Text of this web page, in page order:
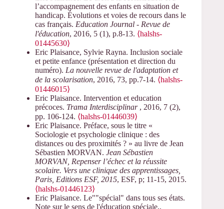
l’accompagnement des enfants en situation de
handicap. Évolutions et voies de recours dans le
cas français. Education Journal - Revue de
l'éducation, 2016, 5 (1), p.8-13. ⟨halshs-
01445630⟩
Eric Plaisance, Sylvie Rayna. Inclusion sociale
et petite enfance (présentation et direction du
numéro). La nouvelle revue de l'adaptation et
de la scolarisation, 2016, 73, pp.7-14. ⟨halshs-
01446015⟩
Eric Plaisance. Intervention et education
précoces. Trama Interdisciplinar , 2016, 7 (2),
pp. 106-124. ⟨halshs-01446039⟩
Eric Plaisance. Préface, sous le titre «
Sociologie et psychologie clinique : des
distances ou des proximités ? » au livre de Jean
Sébastien MORVAN. Jean Sébastien
MORVAN, Repenser l’échec et la réussite
scolaire. Vers une clinique des apprentissages,
Paris, Editions ESF, 2015, ESF, p; 11-15, 2015.
⟨halshs-01446123⟩
Eric Plaisance. Le""spécial" dans tous ses états.
Note sur le sens de l'éducation spéciale..